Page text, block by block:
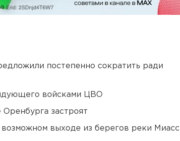
постепенно сократить ради
войсками ЦВО
застроят
выходе из берегов реки Миасс